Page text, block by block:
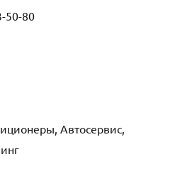
50-80
Автосервис,